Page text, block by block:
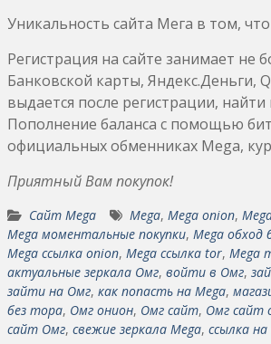
Уникальность сайта Мега в том,
Регистрация на сайте занимает
Банковской карты,
выдается после регистрации,
Пополнение баланса с помощью
официальных обменниках Mega,
Приятный Вам покупок!
Сайт Mega Mega, Mega onion,
Mega моментальные покупки, Mega обход
Mega ссылка onion, Mega ссылка tor, Mega
актуальные зеркала Омг, войти в Омг,
зайти на Омг, как попасть на Mega,
без тора, Омг онион, Омг сайт, Омг сайт
сайт Омг, свежие зеркала Mega, ссылка